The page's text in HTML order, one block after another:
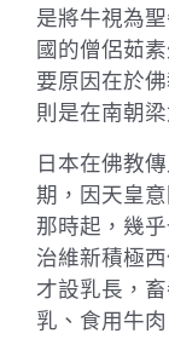
是將牛視為聖
國的僧侶茹
要原因在於
則是在南朝
日本在佛教
期，因天皇
那時起，幾
治維新積極
才設乳長，
乳、食用牛肉